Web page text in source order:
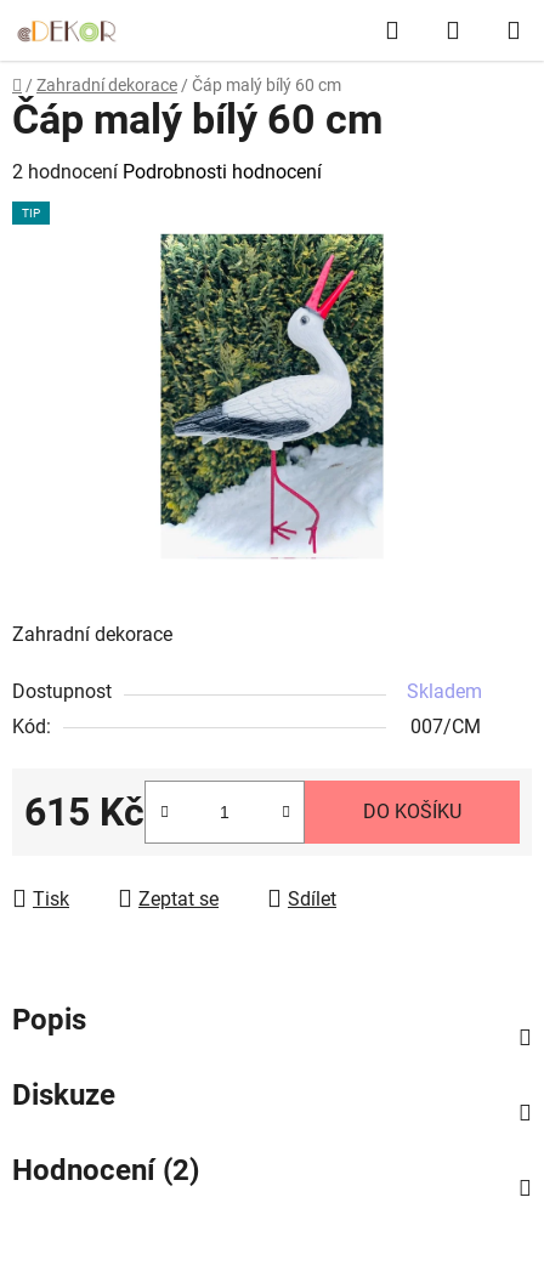
na
obsah
Hledat
KOŠÍK
Domů
/ Zahradní dekorace / Čáp malý bílý 60 cm
Zahradní dekorace
Dostupnost
Skladem
Kód:
007/CM
615 Kč DO KOŠÍKU
Tisk Zeptat se Sdílet
Čáp malý bílý 60 cm
Průměrné
hodnocení
2 hodnocení Podrobnosti hodnocení
TIP
Popis
Diskuze
Hodnocení (2)